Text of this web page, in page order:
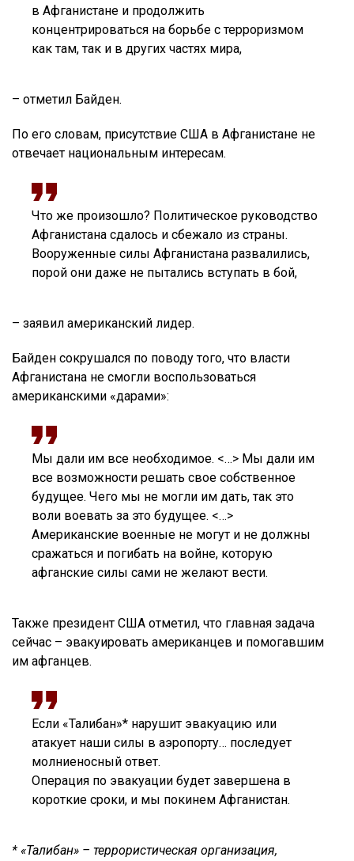
в Афганистане и продолжить
концентрироваться на борьбе с терроризмом
как там, так и в других частях мира,
– отметил Байден.
По его словам, присутствие США в Афганистане не
отвечает национальным интересам.
Что же произошло? Политическое руководство
Афганистана сдалось и сбежало из страны.
Вооруженные силы Афганистана развалились,
порой они даже не пытались вступать в бой,
– заявил американский лидер.
Байден сокрушался по поводу того, что власти
Афганистана не смогли воспользоваться
американскими «дарами»:
Мы дали им все необходимое. <…> Мы дали им
все возможности решать свое собственное
будущее. Чего мы не могли им дать, так это
воли воевать за это будущее. <…>
Американские военные не могут и не должны
сражаться и погибать на войне, которую
афганские силы сами не желают вести.
Также президент США отметил, что главная задача
сейчас – эвакуировать американцев и помогавшим
им афганцев.
Если «Талибан»* нарушит эвакуацию или
атакует наши силы в аэропорту… последует
молниеносный ответ.
Операция по эвакуации будет завершена в
короткие сроки, и мы покинем Афганистан.
* «Талибан» – террористическая организация,